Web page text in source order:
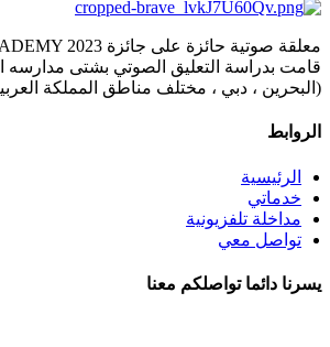
معلقة صوتية حائزة على جائزة MBC ACADEMY 2023
قامت بدراسة التعليق الصوتي بشتى مدارسه
(البحرين ، دبي ، مختلف مناطق المملكة
الروابط
الرئيسية
خدماتي
مداخلة تلفزيونية
تواصل معي
يسرنا دائما تواصلكم معنا